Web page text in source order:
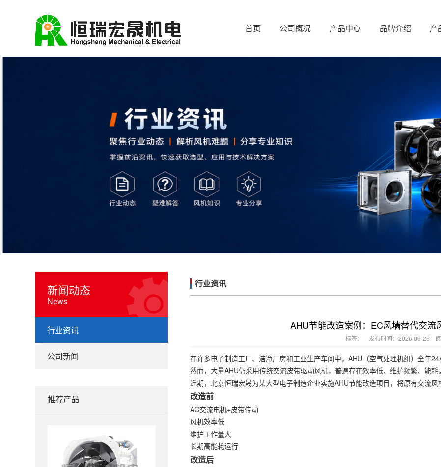
首页 公司概况 产品中心 品牌介绍 产
新闻动态
News
行业资讯
公司新闻
推荐产品
行业资讯
AHU节能改造案例：EC风墙替代交流
标签： 发布时间：2026-06-25
在许多电子制造工厂、洁净厂房和工业生产车间中，AHU（空气处理机组）全年
然而，大量AHU仍采用传统交流皮带驱动风机，普遍存在效率低、维护频繁、能耗
近期，北京恒瑞宏晟为某大型电子制造企业实施AHU节能改造项目，将原有交流风
改造前
AC交流电机+皮带传动
风机效率低
维护工作量大
长期高能耗运行
改造后